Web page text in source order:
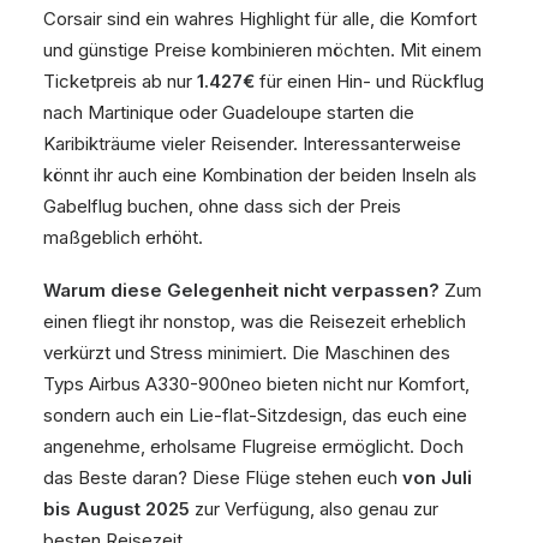
Corsair sind ein wahres Highlight für alle, die Komfort
und günstige Preise kombinieren möchten. Mit einem
Ticketpreis ab nur 1.427€ für einen Hin- und Rückflug
nach Martinique oder Guadeloupe starten die
Karibikträume vieler Reisender. Interessanterweise
könnt ihr auch eine Kombination der beiden Inseln als
Gabelflug buchen, ohne dass sich der Preis
maßgeblich erhöht.
Warum diese Gelegenheit nicht verpassen? Zum
einen fliegt ihr nonstop, was die Reisezeit erheblich
verkürzt und Stress minimiert. Die Maschinen des
Typs Airbus A330-900neo bieten nicht nur Komfort,
sondern auch ein Lie-flat-Sitzdesign, das euch eine
angenehme, erholsame Flugreise ermöglicht. Doch
das Beste daran? Diese Flüge stehen euch von Juli
bis August 2025 zur Verfügung, also genau zur